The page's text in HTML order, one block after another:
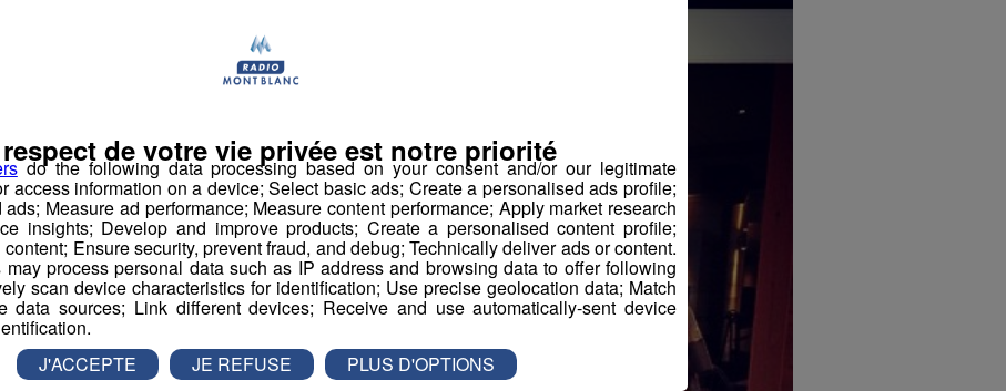
do the following data processing based on your consent and/or our legitimate
access information on a device; Select basic ads; Create a personalised ads profile;
Measure ad performance; Measure content performance; Apply market research
insights; Develop and improve products; Create a personalised content profile;
Ensure security, prevent fraud, and debug; Technically deliver ads or content.
process personal data such as IP address and browsing data to offer following
scan device characteristics for identification; Use precise geolocation data; Match
data sources; Link different devices; Receive and use automatically-sent device
de votre vie privée est notre priorité
J'ACCEPTE JE REFUSE PLUS D'OPTIONS